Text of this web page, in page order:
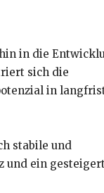
in die
sich die
in
stabile und
und ein